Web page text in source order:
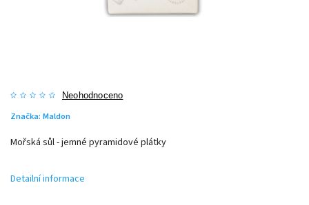
Neohodnoceno
Značka: Maldon
Mořská sůl - jemné pyramidové plátky
Detailní informace